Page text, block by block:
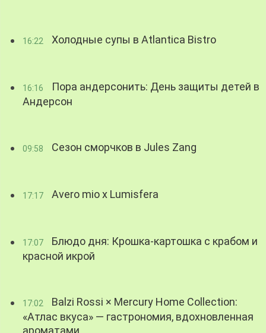
16:22 Холодные супы в Atlantica Bistro
16:16
Пора андерсонить: День защиты детей в
Андерсон
09:58 Сезон сморчков в Jules Zang
17:17 Avero mio x Lumisfera
17:07
Блюдо дня: Крошка-картошка с крабом и
красной икрой
17:02
Balzi Rossi × Mercury Home Collection:
«Атлас вкуса» — гастрономия, вдохновленная